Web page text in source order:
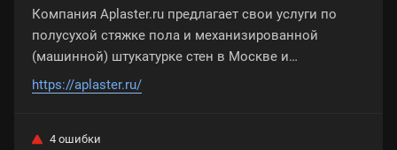
Компания Aplaster.ru предлагает свои услуги по
полусухой стяжке пола и механизированной
(машинной) штукатурке стен в Москве и
Московской области
https://aplaster.ru/
4 ошибки